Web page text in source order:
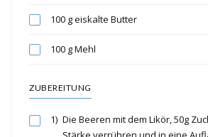
100 g eiskalte Butter
100 g Mehl
ZUBEREITUNG
1) Die Beeren mit dem Likör, 50g